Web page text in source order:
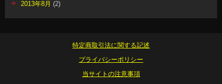
2013年8月 (2)
特定商取引法に関する記述
プライバシーポリシー
当サイトの注意事項